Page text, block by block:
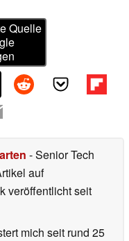
Quelle
- Senior Tech
auf
veröffentlichtseit
mich seit rund 25